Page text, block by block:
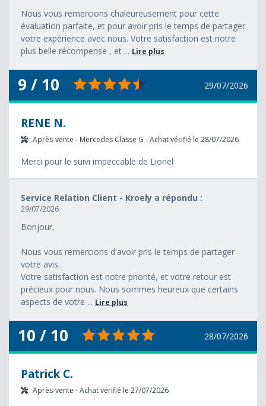
Nous vous remercions chaleureusement pour cette
évaluation parfaite, et pour avoir pris le temps de partager
votre expérience avec nous. Votre satisfaction est notre
plus belle récompense , et ... Lire plus
9 / 10 29/07/2026
RENE N.
Après-vente - Mercedes Classe G - Achat vérifié le 28/07/2026
Merci pour le suivi impeccable de Lionel
Service Relation Client - Kroely a répondu :
29/07/2026
Bonjour,
Nous vous remercions d'avoir pris le temps de partager
votre avis.
Votre satisfaction est notre priorité, et votre retour est
précieux pour nous. Nous sommes heureux que certains
aspects de votre ... Lire plus
10 / 10 28/07/2026
Patrick C.
Après-vente - Achat vérifié le 27/07/2026